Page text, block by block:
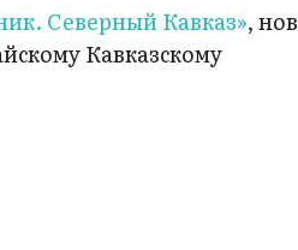
Северный Кавказ»,
Кавказскому